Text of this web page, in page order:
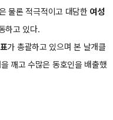
물론 적극적이고 대담한 여성
하고 있다.
가 총괄하고 있으며 본 날개클
깨고 수많은 동호인을 배출했